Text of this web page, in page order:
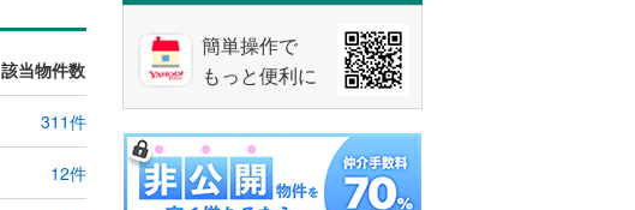
該当物件数
311件
12件
簡単操作で
もっと便利に